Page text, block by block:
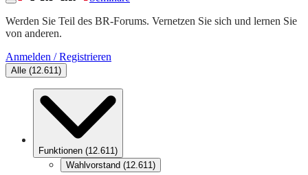
Werden Sie Teil des BR-Forums. Vernetzen Sie sich und lernen Sie
von anderen.
Anmelden / Registrieren
Alle (12.611)
Funktionen (12.611)
Wahlvorstand (12.611)